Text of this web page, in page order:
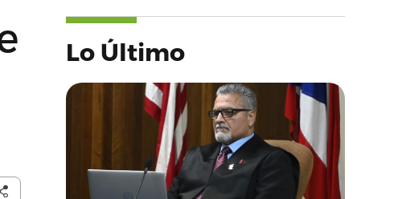
Lo Último